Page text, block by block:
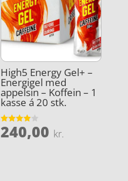
High5 Energy Gel+ –
Energigel med
appelsin – Koffein – 1
kasse á 20 stk.
Vurderet
3.9
240,00 kr.